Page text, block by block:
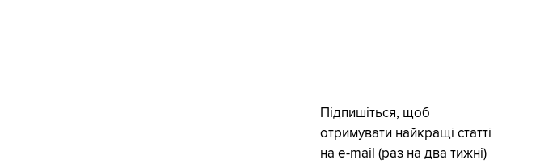
Підпишіться, щоб
отримувати найкращі статті
на e-mail (раз на два тижні)